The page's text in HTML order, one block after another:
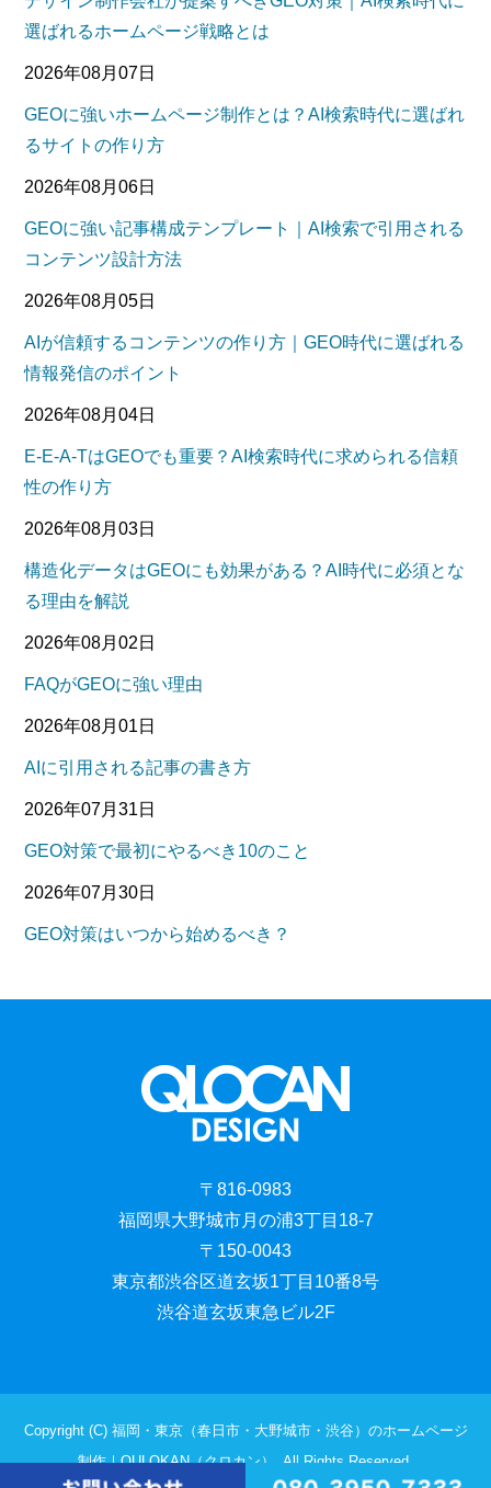
選ばれるホームページ戦略とは
2026年08月07日
GEOに強いホームページ制作とは？AI検索時代に選ばれ
るサイトの作り方
2026年08月06日
GEOに強い記事構成テンプレート｜AI検索で引用される
コンテンツ設計方法
2026年08月05日
AIが信頼するコンテンツの作り方｜GEO時代に選ばれる
情報発信のポイント
2026年08月04日
E-E-A-TはGEOでも重要？AI検索時代に求められる信頼
性の作り方
2026年08月03日
構造化データはGEOにも効果がある？AI時代に必須とな
る理由を解説
2026年08月02日
FAQがGEOに強い理由
2026年08月01日
AIに引用される記事の書き方
2026年07月31日
GEO対策で最初にやるべき10のこと
2026年07月30日
GEO対策はいつから始めるべき？
〒816-0983
福岡県大野城市月の浦3丁目18-7
〒150-0043
東京都渋谷区道玄坂1丁目10番8号
渋谷道玄坂東急ビル2F
Copyright (C) 福岡・東京（春日市・大野城市・渋谷）のホームページ
制作｜QULOKAN（クロカン）. All Rights Reserved.